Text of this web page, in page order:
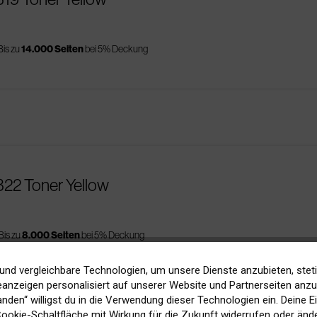
zu14.000 Seitenbei 5% Deckung
Toner Yellow
zu8.000 Seitenbei 5% Deckung
vergleichbare Technologien, um unsere Dienste anzubieten,
personalisiert auf unserer Website und Partnerseiten
willigst du in die Verwendung dieser Technologien ein. Deine